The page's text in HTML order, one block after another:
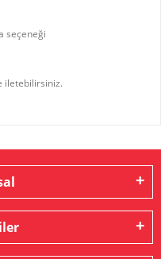
seçeneği
iletebilirsiniz.